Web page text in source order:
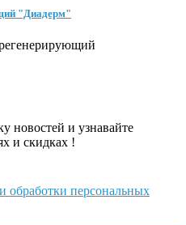
"Диадерм"
новостей и узнавайте
и скидках !
обработки персональных